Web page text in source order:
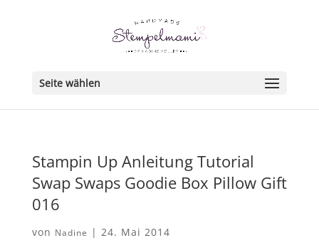
Seite wählen
Stampin Up Anleitung Tutorial
Swap Swaps Goodie Box Pillow Gift
016
von Nadine | 24. Mai 2014